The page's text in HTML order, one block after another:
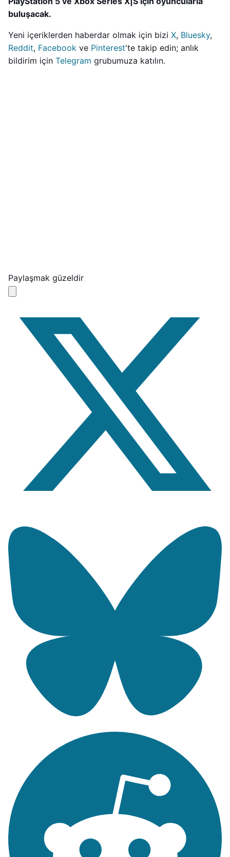
buluşacak.
Yeni içeriklerden haberdar olmak için bizi X, Bluesky,
Reddit, Facebook ve Pinterest'te takip edin; anlık
bildirim için Telegram grubumuza katılın.
Paylaşmak güzeldir